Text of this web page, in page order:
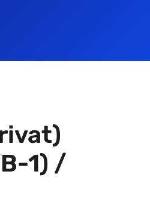
1) /